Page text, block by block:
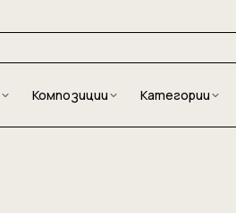
Композиции Категории